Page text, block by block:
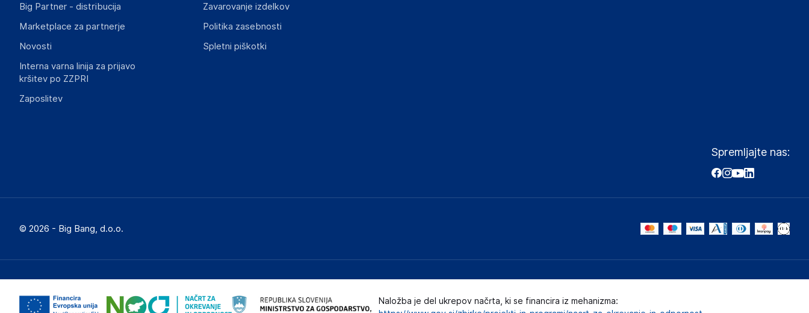
Big Partner - distribucija
Marketplace za partnerje
Novosti
Interna varna linija za prijavo
kršitev po ZZPRI
Zaposlitev
Zavarovanje izdelkov
Politika zasebnosti
Spletni piškotki
Spremljajte nas:
© 2026 - Big Bang, d.o.o.
Naložba je del ukrepov načrta, ki se financira iz mehanizma: